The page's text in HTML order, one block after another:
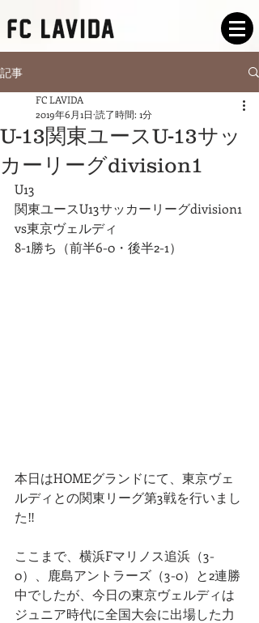
記事
U-13関東ユースU-13サッ
カーリーグdivision1
FC LAVIDA
2019年6月1日 読了時間: 1分
U13
関東ユースU13サッカーリーグdivision1
vs東京ヴェルディ
8-1勝ち（前半6-0・後半2-1）
本日はHOMEグランドにて、東京ヴェ
ルディとの関東リーグ第3戦を行いまし
た‼️
ここまで、横浜Fマリノス追浜（3-
0）、鹿島アントラーズ（3-0）と2連勝
中でしたが、今日の東京ヴェルディは
ジュニア時代に全国大会に出場した力